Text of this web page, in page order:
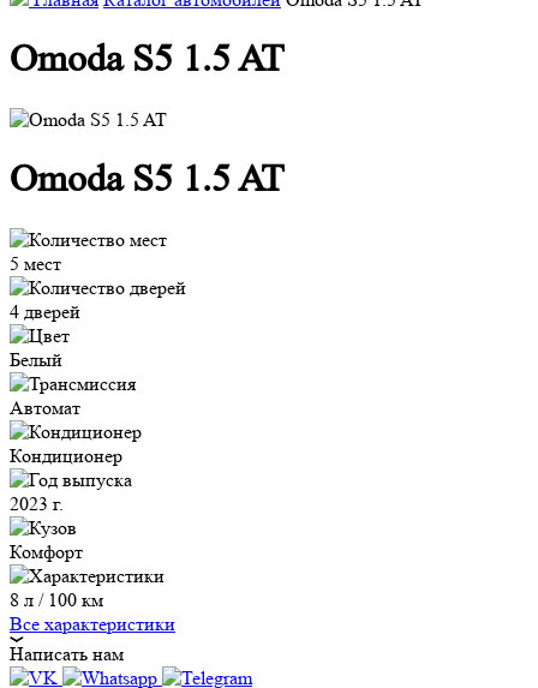
Omoda S5 1.5 AT
Omoda S5 1.5 AT
5 мест
4 дверей
Белый
Автомат
Кондиционер
2023 г.
Комфорт
8 л / 100 км
Все характеристики
Написать нам